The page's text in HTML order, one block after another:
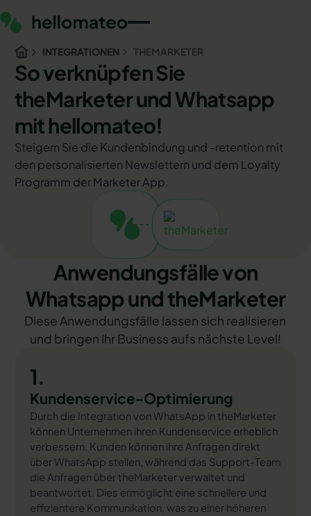
INTEGRATIONEN THEMARKETER
So verknüpfen Sie
theMarketer und Whatsapp
mit hellomateo!
Steigern Sie die Kundenbindung und -retention mit
den personalisierten Newslettern und dem Loyalty
Programm der Marketer App.
Anwendungsfälle von
Whatsapp und theMarketer
Diese Anwendungsfälle lassen sich realisieren
und bringen Ihr Business aufs nächste Level!
1.
Kundenservice-Optimierung
Durch die Integration von WhatsApp in theMarketer
können Unternehmen ihren Kundenservice erheblich
verbessern. Kunden können ihre Anfragen direkt
über WhatsApp stellen, während das Support-Team
die Anfragen über theMarketer verwaltet und
beantwortet. Dies ermöglicht eine schnellere und
effizientere Kommunikation, was zu einer höheren